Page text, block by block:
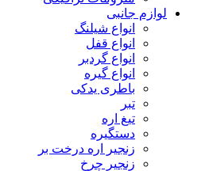
لوازم جانبی
انواع شیلنگ
انواع قفل
انواع گردبر
انواع گیره
باطری یدکی
تبر
تیغ اره
دستگیره
زنجیر اره درخت بر
زنجیر چرخ